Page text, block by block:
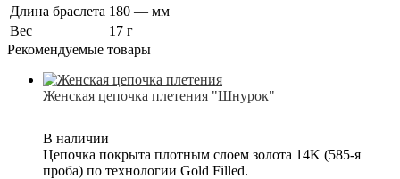
Длина браслета 180 — мм
Вес
17 г
Рекомендуемые товары
Женская цепочка плетения "Шнурок"
В наличии
Цепочка покрыта плотным слоем золота 14K (585-я
проба) по технологии Gold Filled.